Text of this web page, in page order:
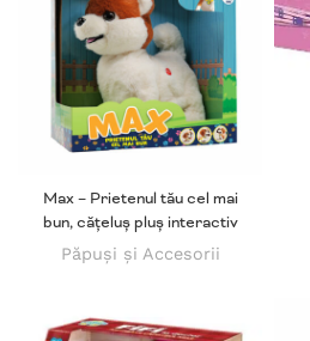
Max – Prietenul tău cel mai
bun, cățeluș pluș interactiv
Păpuși și Accesorii